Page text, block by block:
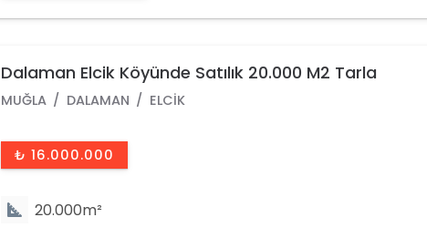
Dalaman Elcik Köyünde Satılık 20.000 M2 Tarla
MUĞLA DALAMAN ELCIK
₺ 16.000.000
20.000m²